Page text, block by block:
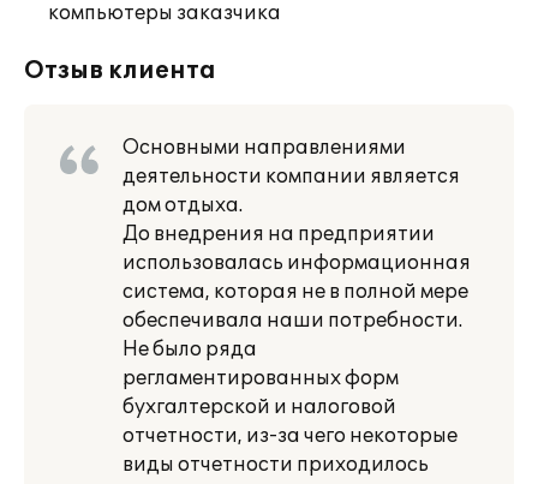
компьютеры заказчика
Отзыв клиента
Основными направлениями
деятельности компании является
дом отдыха.
До внедрения на предприятии
использовалась информационная
система, которая не в полной мере
обеспечивала наши потребности.
Не было ряда
регламентированных форм
бухгалтерской и налоговой
отчетности, из-за чего некоторые
виды отчетности приходилось